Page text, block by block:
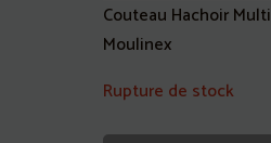
Couteau Hachoir
Moulinex
Rupture de stock